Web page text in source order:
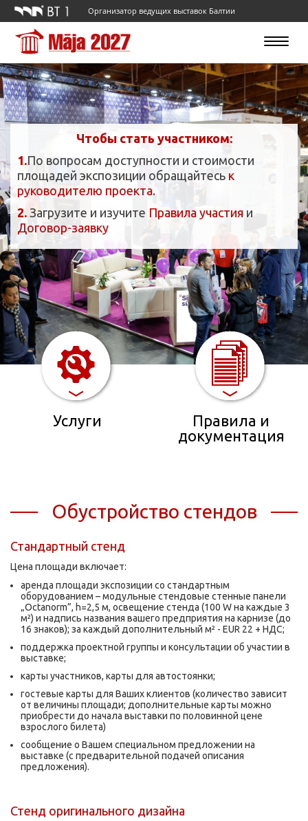
Организатор ведущих выставок Балтии
Toggle
Чтобы стать участником:
1.По вопросам доступности и стоимости
площадей экспозиции обращайтесь к
руководителю проекта.
2. Загрузите и изучите Правила участия и
Договор-заявку
Услуги
Правила и
документация
Обустройство стендов
Стандартный стенд
Цена площади включает:
аренда площади экспозиции со стандартным
оборудованием – модульные стендовые стенные панели
„Octanorm”, h=2,5 м, освещение стенда (100 W на каждые 3
м²) и надпись названия вашего предприятия на карнизе (до
16 знаков); за каждый дополнительный м² - EUR 22 + НДС;
поддержка проектной группы и консультации об участии в
выставке;
карты участников, карты для автостоянки;
гостевые карты для Ваших клиентов (количество зависит
от величины площади; дополнительные карты можно
приобрести до начала выставки по половинной цене
взрослого билета)
сообщение о Вашем специальном предложении на
выставке (с предварительной подачей описания
предложения).
Стенд оригинального дизайна